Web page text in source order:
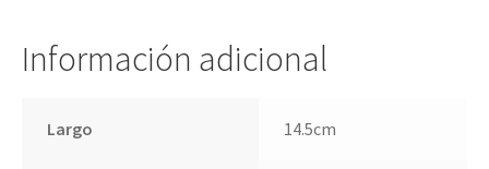
Información adicional
Largo 14.5cm